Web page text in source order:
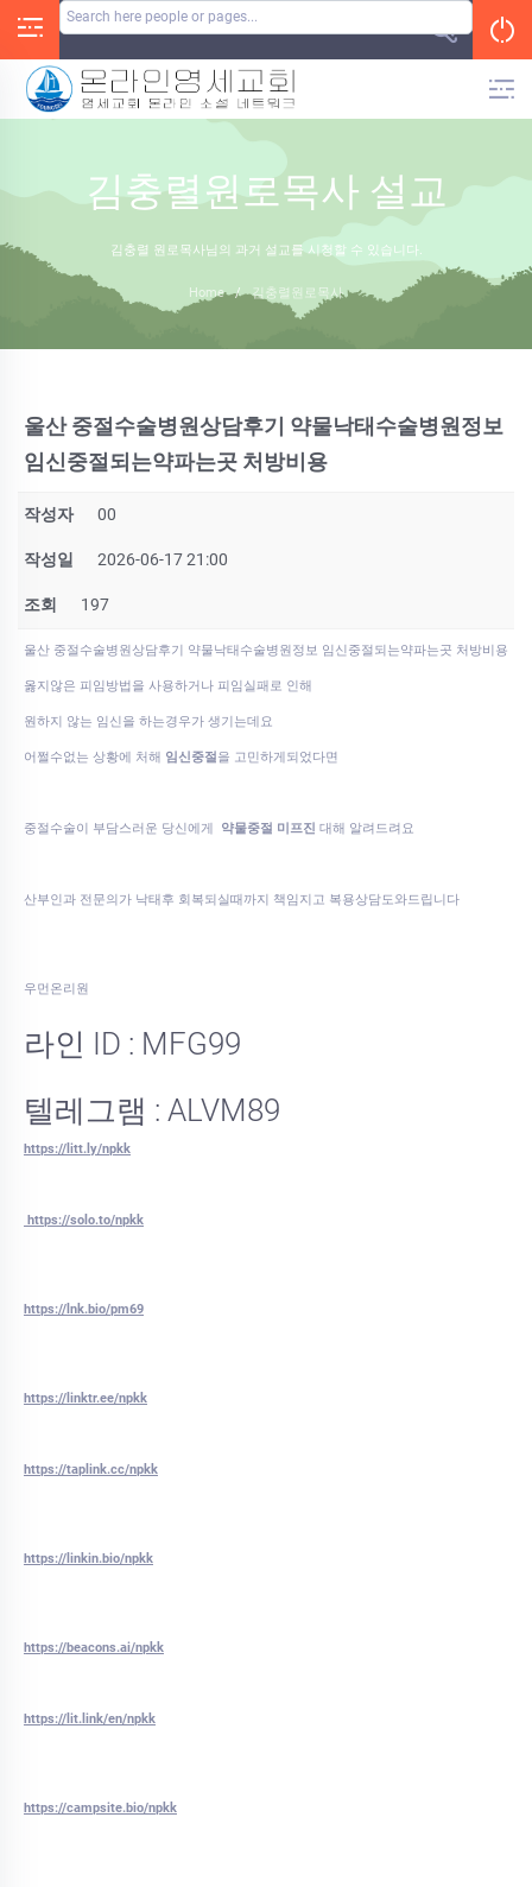
김충렬원로목사 설교
김충렬 원로목사님의 과거 설교를 시청할 수 있습니다.
Home / 김충렬원로목사
울산 중절수술병원상담후기 약물낙태수술병원정보
임신중절되는약파는곳 처방비용
작성자 00
작성일 2026-06-17 21:00
조회 197
울산 중절수술병원상담후기 약물낙태수술병원정보 임신중절되는약파는곳 처방비용
옳지않은 피임방법을 사용하거나 피임실패로 인해
원하지 않는 임신을 하는경우가 생기는데요
어쩔수없는 상황에 처해 임신중절을 고민하게되었다면
중절수술이 부담스러운 당신에게 약물중절 미프진 대해 알려드려요
산부인과 전문의가 낙태후 회복되실때까지 책임지고 복용상담도와드립니다
우먼온리원
라인 ID : MFG99
텔레그램 : ALVM89
https://litt.ly/npkk
https://solo.to/npkk
https://lnk.bio/pm69
https://linktr.ee/npkk
https://taplink.cc/npkk
https://linkin.bio/npkk
https://beacons.ai/npkk
https://lit.link/en/npkk
https://campsite.bio/npkk